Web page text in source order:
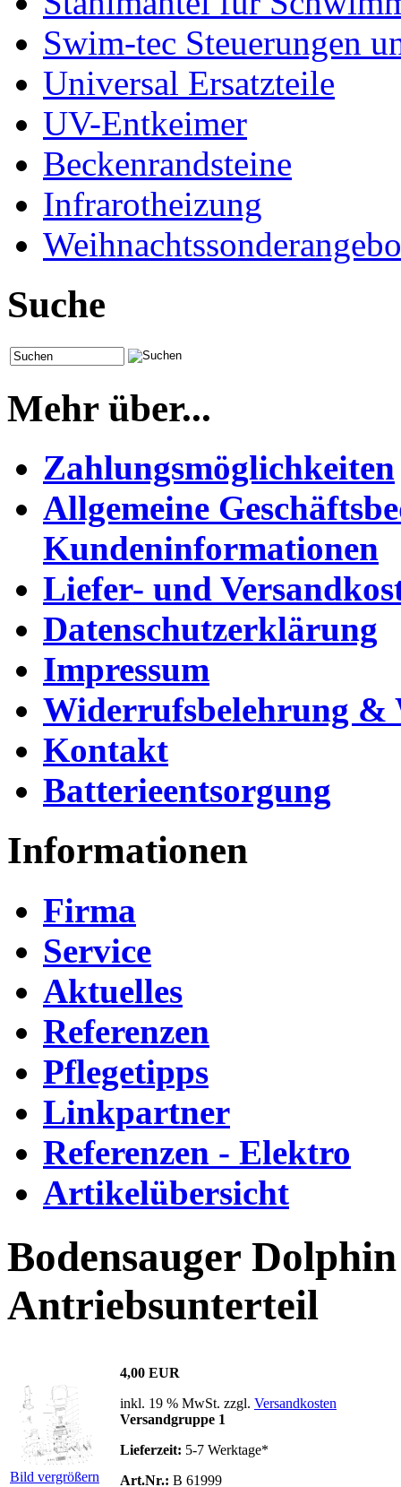
Swim-tec Steuerungen
Universal Ersatzteile
UV-Entkeimer
Beckenrandsteine
Infrarotheizung
Suche
Mehr über...
Zahlungsmöglichkeiten
Allgemeine
Kundeninformationen
Liefer- und
Datenschutzerklärung
Impressum
Widerrufsbelehrung
Kontakt
Batterieentsorgung
Informationen
Firma
Service
Aktuelles
Referenzen
Pflegetipps
Linkpartner
Referenzen - Elektro
Artikelübersicht
Bodensauger
Antriebsunterteil
Bild vergrößern
4,00 EUR
inkl. 19 % MwSt. zzgl. Versandkosten
Versandgruppe 1
Lieferzeit: 5-7 Werktage*
Art.Nr.: B 61999